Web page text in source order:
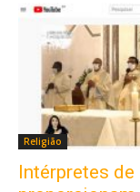
Religião
Intérpretes